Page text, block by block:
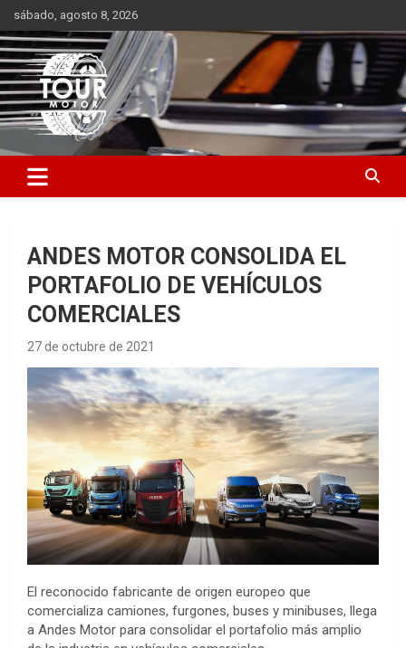
Saltar
al
contenido
sábado, agosto 8, 2026
Tour Motor
Plataforma de contenido audiovisual para el sector automotriz
ANDES MOTOR CONSOLIDA EL
PORTAFOLIO DE VEHÍCULOS
COMERCIALES
27 de octubre de 2021
El reconocido fabricante de origen europeo que
comercializa camiones, furgones, buses y minibuses, llega
a Andes Motor para consolidar el portafolio más amplio